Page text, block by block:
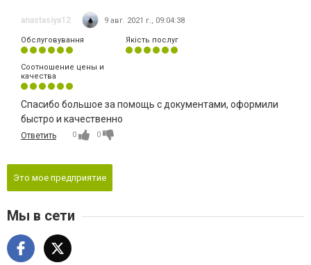
anastasiya12 9 авг. 2021 г., 09:04:38
Обслуговування Якість послуг
Соотношение цены и
качества
Спасибо большое за помощь с документами, оформили
быстро и качественно
Ответить 0 0
Это мое предприятие
Мы в сети